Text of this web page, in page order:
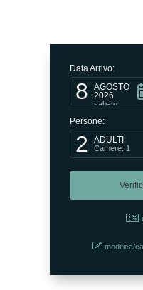
Data Arrivo:
8
AGOSTO
2026
sabato
Persone:
2 ADULTI:
Camere: 1
modifica/